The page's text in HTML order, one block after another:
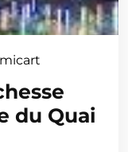
du Quai